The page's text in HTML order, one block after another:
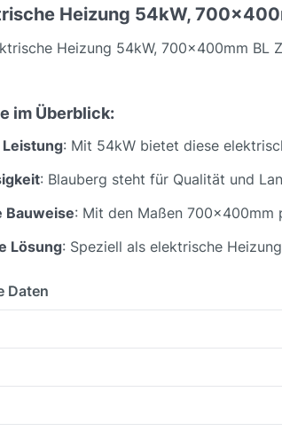
Heizung 54kW,
Heizung 54kW, 700x400mm
im Überblick:
: Mit 54kW bietet diese
: Blauberg steht für Qualität und
Bauweise: Mit den Maßen 700x400mm
Lösung: Speziell als elektrische
Daten